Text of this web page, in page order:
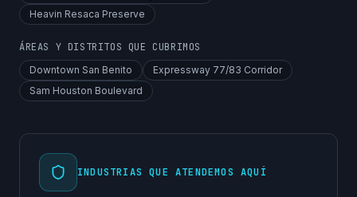
Heavin Resaca Preserve
ÁREAS Y DISTRITOS QUE CUBRIMOS
Downtown San Benito
Expressway 77/83 Corridor
Sam Houston Boulevard
INDUSTRIAS QUE ATENDEMOS AQUÍ